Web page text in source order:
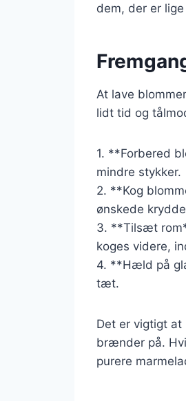
dem, der er
At lave
lidt tid og
1. **Forbered
mindre stykker.
2. **Kog
ønskede
3. **Tilsæt
koges videre,
4. **Hæld på
tæt.
Det er vigtigt at
brænder på.
purere